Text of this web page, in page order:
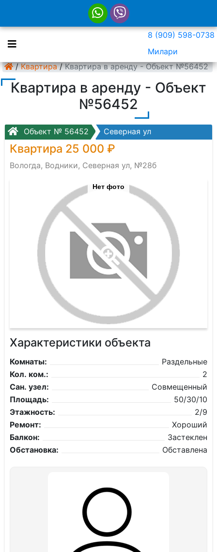
8 (909) 598-0738
Милари
/ Квартира / Квартира в аренду - Объект №56452
Квартира в аренду - Объект
№56452
Объект № 56452 Северная ул
Квартира 25 000 ₽
Вологда, Водники, Северная ул, №28б
Нет фото
Характеристики объекта
Комнаты:
Раздельные
Кол. ком.:
2
Сан. узел:
Совмещенный
Площадь:
50/30/10
Этажность:
2/9
Ремонт:
Хороший
Балкон:
Застеклен
Обстановка:
Обставлена